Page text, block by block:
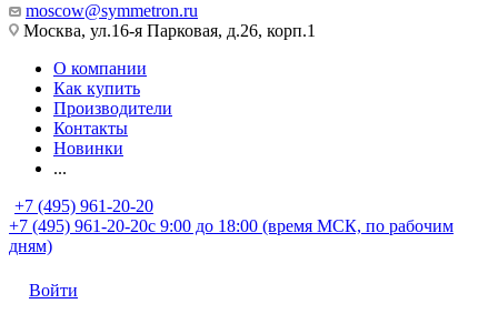
moscow@symmetron.ru
Москва, ул.16-я Парковая, д.26, корп.1
О компании
Как купить
Производители
Контакты
Новинки
...
+7 (495) 961-20-20
+7 (495) 961-20-20с 9:00 до 18:00 (время МСК, по рабочим
дням)
Войти